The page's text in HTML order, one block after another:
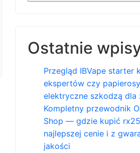
Ostatnie
Przegląd IBVape starter
ekspertów czy papierosy
elektryczne szkodzą dla
Kompletny przewodnik
Shop — gdzie kupić
najlepszej cenie i z
jakości